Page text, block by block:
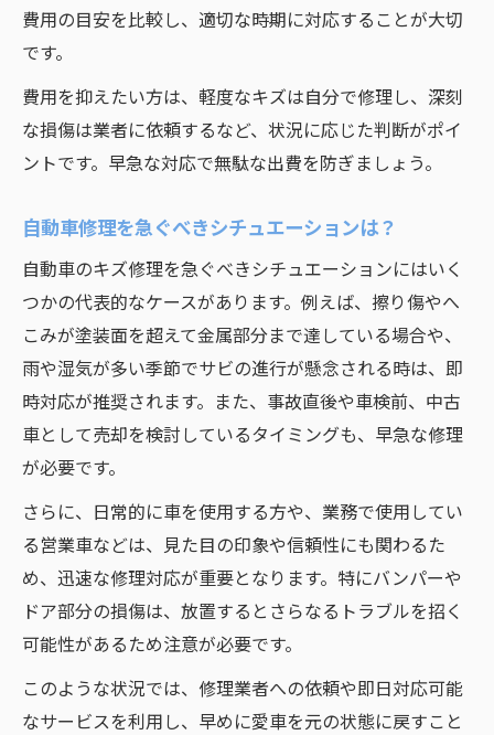
費用の目安を比較し、適切な時期に対応することが大切
です。
費用を抑えたい方は、軽度なキズは自分で修理し、深刻
な損傷は業者に依頼するなど、状況に応じた判断がポイ
ントです。早急な対応で無駄な出費を防ぎましょう。
自動車修理を急ぐべきシチュエーションは？
自動車のキズ修理を急ぐべきシチュエーションにはいく
つかの代表的なケースがあります。例えば、擦り傷やへ
こみが塗装面を超えて金属部分まで達している場合や、
雨や湿気が多い季節でサビの進行が懸念される時は、即
時対応が推奨されます。また、事故直後や車検前、中古
車として売却を検討しているタイミングも、早急な修理
が必要です。
さらに、日常的に車を使用する方や、業務で使用してい
る営業車などは、見た目の印象や信頼性にも関わるた
め、迅速な修理対応が重要となります。特にバンパーや
ドア部分の損傷は、放置するとさらなるトラブルを招く
可能性があるため注意が必要です。
このような状況では、修理業者への依頼や即日対応可能
なサービスを利用し、早めに愛車を元の状態に戻すこと